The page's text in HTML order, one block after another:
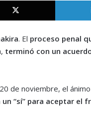
. El proceso penal
terminó con un
de noviembre, el
“sí” para aceptar el